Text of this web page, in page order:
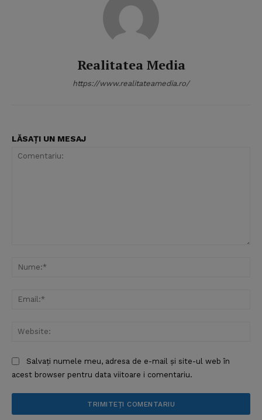
News Week
Magazine PRO
Realitatea Media
https://www.realitateamedia.ro/
LĂSAȚI UN MESAJ
Salvați numele meu, adresa de e-mail și site-ul web în
acest browser pentru data viitoare i comentariu.